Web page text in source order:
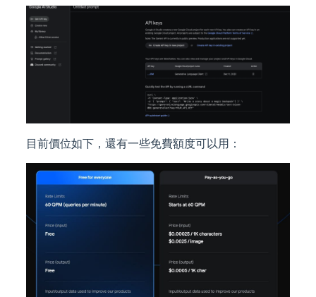
目前價位如下，還有一些免費額度可以用：